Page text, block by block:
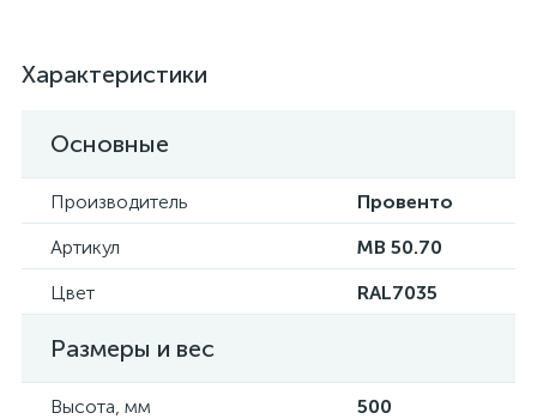
Характеристики
Основные
Производитель
Провенто
Артикул
MB 50.70
Цвет
RAL7035
Размеры и вес
Высота, мм
500